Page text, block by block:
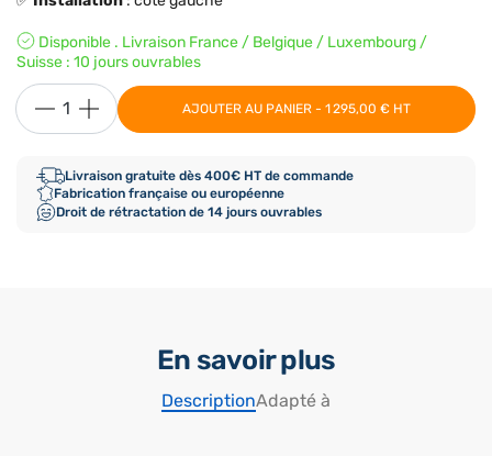
Disponible . Livraison France / Belgique / Luxembourg /
Suisse : 10 jours ouvrables
AJOUTER AU PANIER - 1 295,00 € HT
Livraison gratuite dès 400€ HT de commande
Fabrication française ou européenne
Droit de rétractation de 14 jours ouvrables
En savoir plus
DescriptionAdapté à